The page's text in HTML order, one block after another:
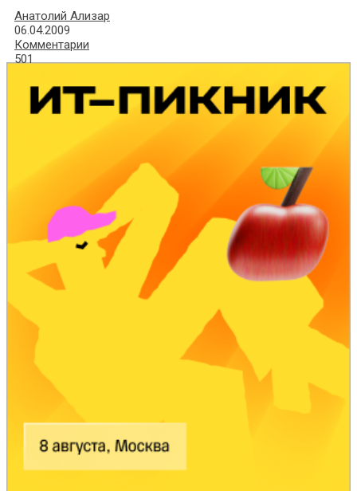
Анатолий Ализар
06.04.2009
Комментарии
501